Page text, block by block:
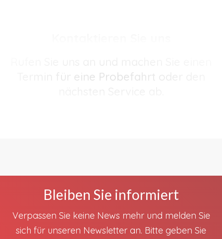
Termin für eine Probefahrt oder den
Bleiben Sie informiert
Verpassen Sie keine News mehr und melden Sie
sich für unseren Newsletter an. Bitte geben Sie